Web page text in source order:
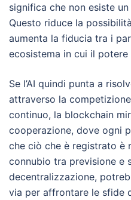
significa che non esiste
Questo riduce la
aumenta la fiducia tra i
ecosistema in cui il
Se l’AI quindi punta a
attraverso la
continuo, la blockchain
cooperazione, dove ogni
che ciò che è registrato è
connubio tra previsione e
decentralizzazione,
via per affrontare le sfide